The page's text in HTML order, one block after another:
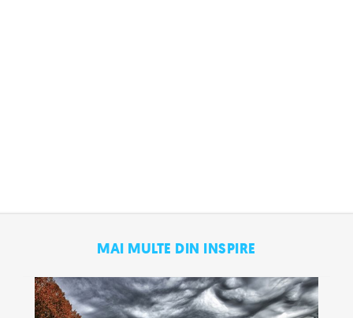
MAI MULTE DIN INSPIRE